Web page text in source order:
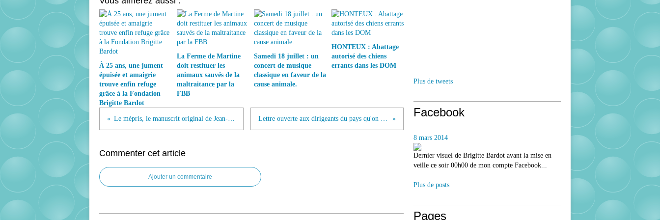
À 25 ans, une jument
épuisée et amaigrie
trouve enfin refuge
grâce à la Fondation
Brigitte Bardot
La Ferme de Martine
doit restituer les
animaux sauvés de la
maltraitance par la
FBB
Samedi 18 juillet : un
concert de musique
classique en faveur de la
cause animale.
HONTEUX : Abattage
autorisé des chiens
errants dans les DOM
Commenter cet article
Ajouter un commentaire
Plus de tweets
Facebook
8 mars 2014
Dernier visuel de Brigitte Bardot avant la mise en
veille ce soir 00h00 de mon compte Facebook...
Plus de posts
Pages